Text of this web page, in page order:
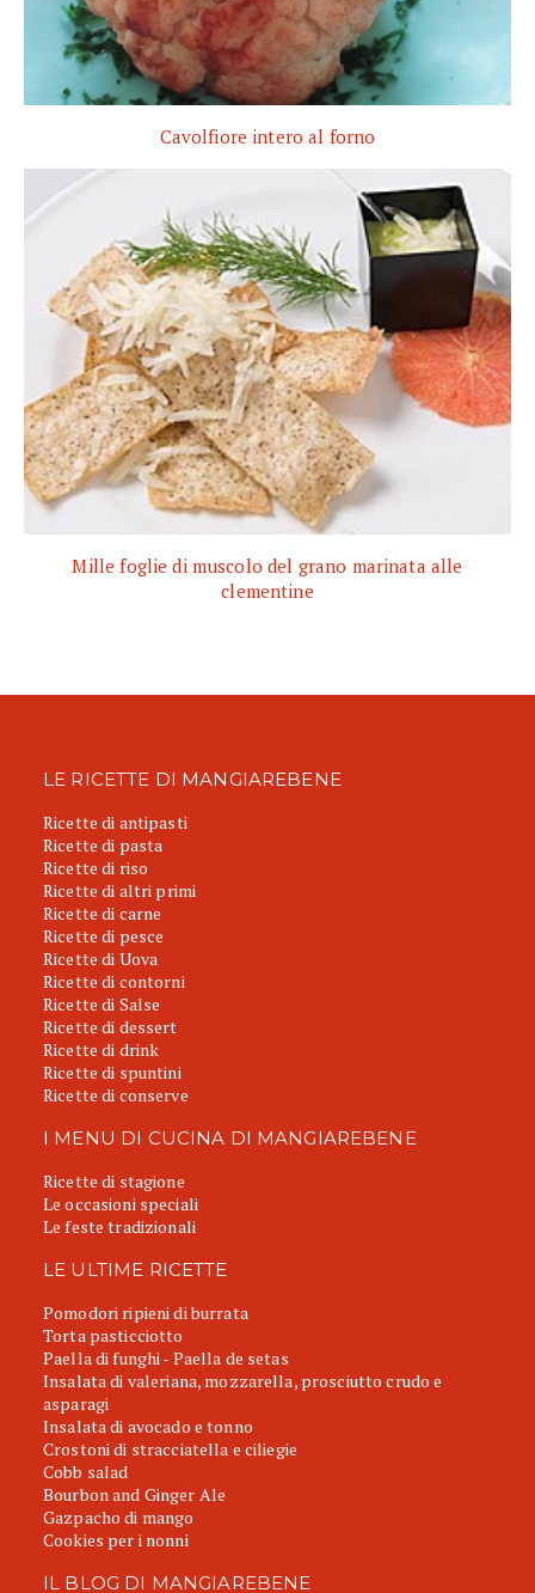
Cavolfiore intero al forno
Mille foglie di muscolo del grano marinata alle
clementine
LE RICETTE DI MANGIAREBENE
Ricette di antipasti
Ricette di pasta
Ricette di riso
Ricette di altri primi
Ricette di carne
Ricette di pesce
Ricette di Uova
Ricette di contorni
Ricette di Salse
Ricette di dessert
Ricette di drink
Ricette di spuntini
Ricette di conserve
I MENU DI CUCINA DI MANGIAREBENE
Ricette di stagione
Le occasioni speciali
Le feste tradizionali
LE ULTIME RICETTE
Pomodori ripieni di burrata
Torta pasticciotto
Paella di funghi - Paella de setas
Insalata di valeriana, mozzarella, prosciutto crudo e
asparagi
Insalata di avocado e tonno
Crostoni di stracciatella e ciliegie
Cobb salad
Bourbon and Ginger Ale
Gazpacho di mango
Cookies per i nonni
IL BLOG DI MANGIAREBENE